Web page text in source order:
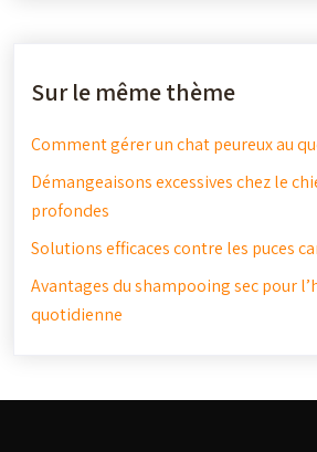
Sur le même thème
Comment gérer un chat peureux au
Démangeaisons excessives chez le
profondes
Solutions efficaces contre les puces
Avantages du shampooing sec pour
quotidienne